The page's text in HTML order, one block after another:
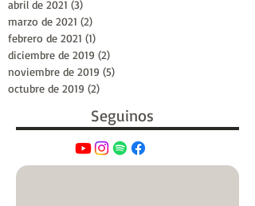
abril de 2021 (3)
marzo de 2021 (2)
febrero de 2021 (1)
diciembre de 2019 (2)
noviembre de 2019 (5)
octubre de 2019 (2)
Seguinos